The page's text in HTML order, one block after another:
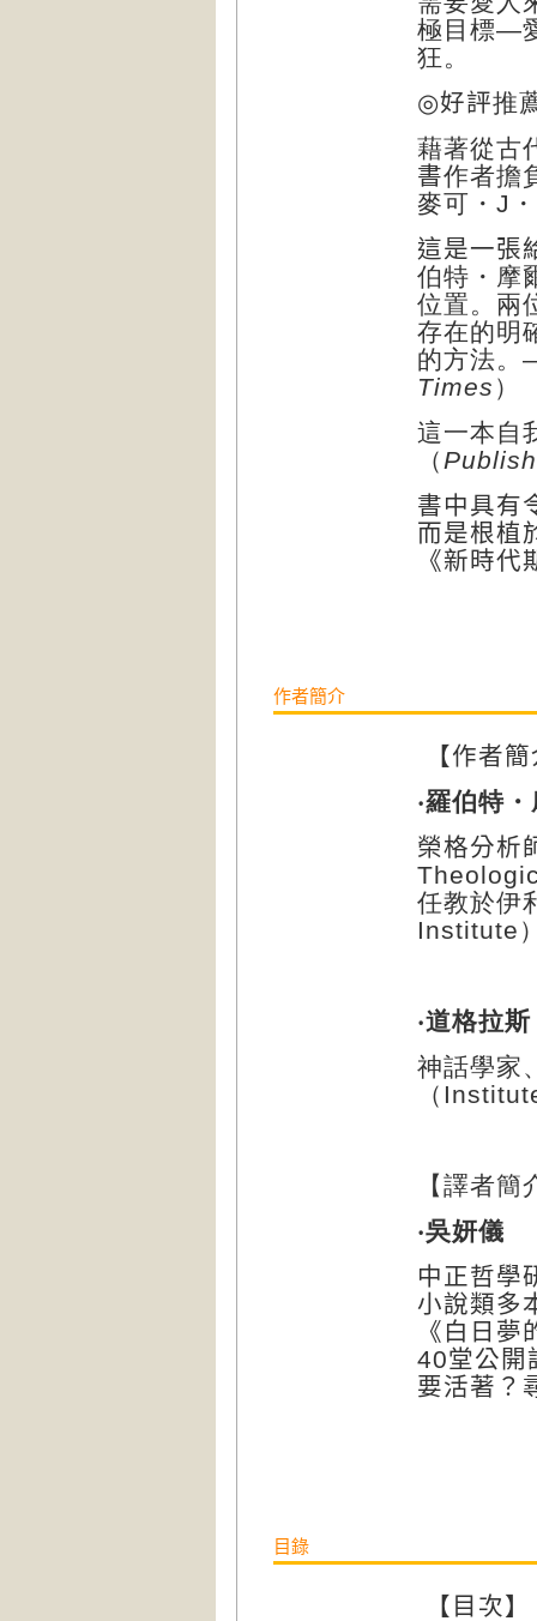
極目標—
狂。
◎好評推
藉著從古
書作者擔
麥可・ J
這是一張
伯特・摩
位置。 兩
存在的明
的方法。
Times ）
這一本自
（
書中具有
而是根植
《新時代
作者簡介
【作者
‧羅伯特
榮格分析
任教於伊
Institute
‧道格拉
神話學家
（
【譯者簡
‧吳妍儀
中正哲學
小說類多
《白日
40堂公開
要活著？
目錄
【目次】